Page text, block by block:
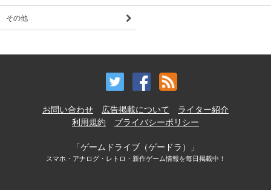
その他
お問い合わせ 広告掲載について
ライター紹介
利用規約
プライバシーポリシー
「ゲームドライブ（ゲードラ）」
スマホ・アナログ・レトロ・新作ゲーム情報を毎日掲載中！